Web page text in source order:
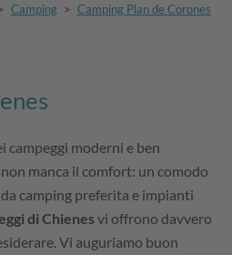
Camping > Camping Plan de Corones
campeggi moderni e ben
manca il comfort: un comodo
camping preferita e impianti
di Chienesvi offrono davvero
Vi auguriamo buon